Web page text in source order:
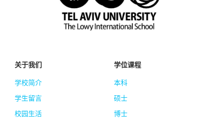
关于我们
学校简介
学生留言
校园生活
学位课程
本科
硕士
博士